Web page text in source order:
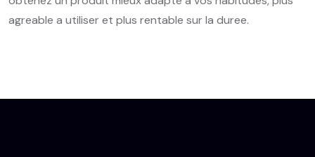
agreable a utiliser et plus rentable sur la duree.